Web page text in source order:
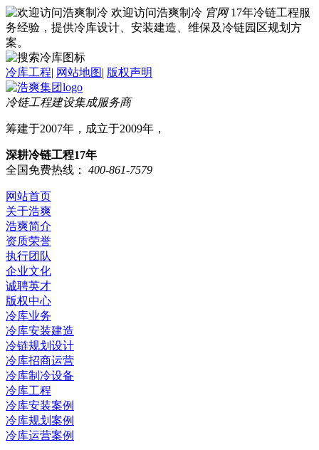
欢迎访问浩爽制冷 官网 17年冷链工程服
务经验，提供冷库设计、安装建造、维保及冷链园区规划方
案。
冷库工程| 网站地图| 版权声明
冷链工程建设集成服务商
筹建于2007年，成立于2009年，
深耕冷链工程17年
全国免费热线：
400-861-7579
网站首页
关于浩爽
浩爽简介
资质荣誉
执行团队
企业文化
诚聘英才
版权中心
冷库业务
冷库安装建造
冷链规划设计
冷库招商运营
冷库制冷设备
冷库工程
冷库安装案例
冷库规划案例
冷库运营案例